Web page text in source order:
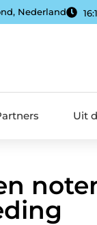
Nederland
Uit